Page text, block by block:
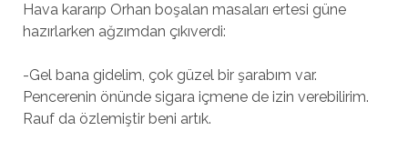
Hava kararıp Orhan boşalan masaları ertesi güne
hazırlarken ağzımdan çıkıverdi:
-Gel bana gidelim, çok güzel bir şarabım var.
Pencerenin önünde sigara içmene de izin verebilirim.
Rauf da özlemiştir beni artık.